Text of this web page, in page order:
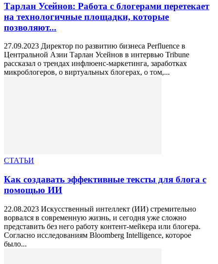
Тарлан Усейнов: Работа с блогерами перетекает
на технологичные площадки, которые
позволяют...
27.09.2023 Директор по развитию бизнеса Perfluence в
Центральной Азии Тарлан Усейнов в интервью Tribune
рассказал о трендах инфлюенс-маркетинга, заработках
микроблогеров, о виртуальных блогерах, о том,...
СТАТЬИ
Как создавать эффективные тексты для блога с
помощью ИИ
22.08.2023 Искусственный интеллект (ИИ) стремительно
ворвался в современную жизнь, и сегодня уже сложно
представить без него работу контент-мейкера или блогера.
Согласно исследованиям Bloomberg Intelligence, которое
было...